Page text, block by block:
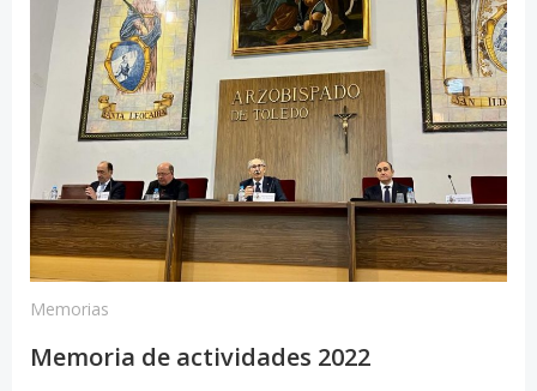
Memorias
Memoria de actividades 2022